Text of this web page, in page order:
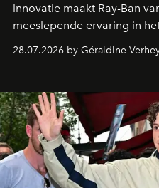
innovatie maakt Ray-Ban
meeslepende ervaring in
28.07.2026 by Géraldine